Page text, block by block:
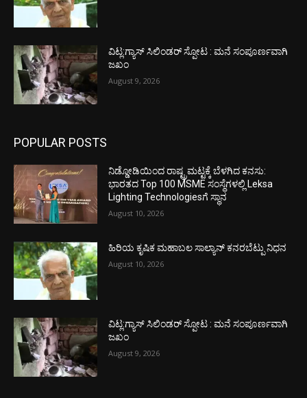
ವಿಟ್ಲ:ಗ್ಯಾಸ್ ಸಿಲಿಂಡರ್ ಸ್ಪೋಟ : ಮನೆ ಸಂಪೂರ್ಣವಾಗಿ
ಜಖಂ
August 9, 2026
POPULAR POSTS
ನಿಡ್ಡೋಡಿಯಿಂದ ರಾಷ್ಟ್ರಮಟ್ಟಕ್ಕೆ ಬೆಳಗಿದ ಕನಸು:
ಭಾರತದ Top 100 MSME ಸಂಸ್ಥೆಗಳಲ್ಲಿ Leksa
Lighting Technologiesಗೆ ಸ್ಥಾನ
August 10, 2026
ಹಿರಿಯ ಕೃಷಿಕ ಮಹಾಬಲ ಸಾಲ್ಯಾನ್ ಕನರಬೆಟ್ಪು ನಿಧನ
August 10, 2026
ವಿಟ್ಲ:ಗ್ಯಾಸ್ ಸಿಲಿಂಡರ್ ಸ್ಪೋಟ : ಮನೆ ಸಂಪೂರ್ಣವಾಗಿ
ಜಖಂ
August 9, 2026